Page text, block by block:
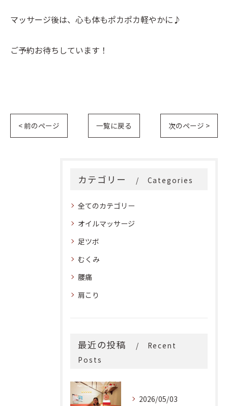
マッサージ後は、心も体もポカポカ軽やかに♪
ご予約お待ちしています！
< 前のページ 一覧に戻る 次のページ >
カテゴリー Categories
全てのカテゴリー
オイルマッサージ
足ツボ
むくみ
腰痛
肩こり
最近の投稿
Recent
Posts
2026/05/03